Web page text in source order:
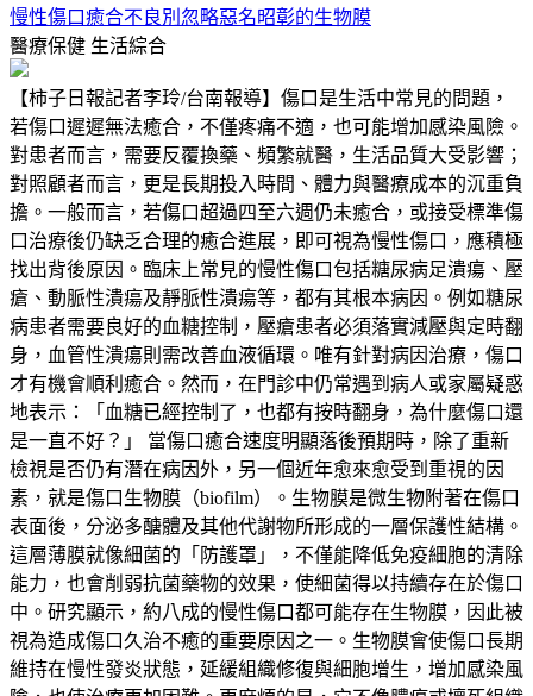
慢性傷口癒合不良別忽略惡名昭彰的生物膜
醫療保健 生活綜合
【柿子日報記者李玲/台南報導】傷口是生活中常見的問題，
若傷口遲遲無法癒合，不僅疼痛不適，也可能增加感染風險。
對患者而言，需要反覆換藥、頻繁就醫，生活品質大受影響；
對照顧者而言，更是長期投入時間、體力與醫療成本的沉重負
擔。一般而言，若傷口超過四至六週仍未癒合，或接受標準傷
口治療後仍缺乏合理的癒合進展，即可視為慢性傷口，應積極
找出背後原因。臨床上常見的慢性傷口包括糖尿病足潰瘍、壓
瘡、動脈性潰瘍及靜脈性潰瘍等，都有其根本病因。例如糖尿
病患者需要良好的血糖控制，壓瘡患者必須落實減壓與定時翻
身，血管性潰瘍則需改善血液循環。唯有針對病因治療，傷口
才有機會順利癒合。然而，在門診中仍常遇到病人或家屬疑惑
地表示：「血糖已經控制了，也都有按時翻身，為什麼傷口還
是一直不好？」 當傷口癒合速度明顯落後預期時，除了重新
檢視是否仍有潛在病因外，另一個近年愈來愈受到重視的因
素，就是傷口生物膜（biofilm）。生物膜是微生物附著在傷口
表面後，分泌多醣體及其他代謝物所形成的一層保護性結構。
這層薄膜就像細菌的「防護罩」，不僅能降低免疫細胞的清除
能力，也會削弱抗菌藥物的效果，使細菌得以持續存在於傷口
中。研究顯示，約八成的慢性傷口都可能存在生物膜，因此被
視為造成傷口久治不癒的重要原因之一。生物膜會使傷口長期
維持在慢性發炎狀態，延緩組織修復與細胞增生，增加感染風